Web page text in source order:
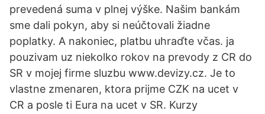
prevedená suma v plnej výške. Našim bankám
sme dali pokyn, aby si neúčtovali žiadne
poplatky. A nakoniec, platbu uhraďte včas. ja
pouzivam uz niekolko rokov na prevody z CR do
SR v mojej firme sluzbu www.devizy.cz. Je to
vlastne zmenaren, ktora prijme CZK na ucet v
CR a posle ti Eura na ucet v SR. Kurzy